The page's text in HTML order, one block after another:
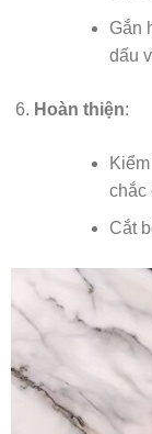
Gắn
dấu
Hoàn thiện:
chắc
Cắt